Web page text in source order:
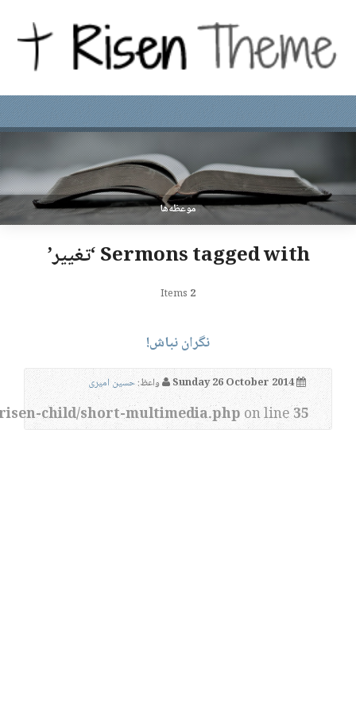
موعظه‌ها
Sermons tagged with ‘تغییر’
2
نگران نباش!
Sunday 26 October 2014 واعظ:حسین امیری
child/short-multimedia.php on line35